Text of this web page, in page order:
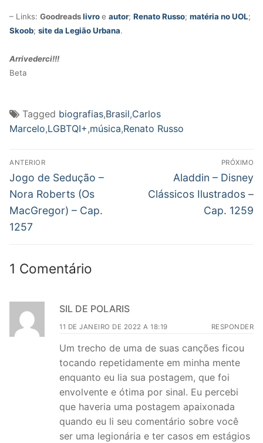
– Links: Goodreadslivroe autor; Renato Russo; matéria no UOL;
Skoob; site da Legião Urbana.
Arrivederci!!!
Beta
Tagged biografias,Brasil,Carlos
Marcelo,LGBTQI+,música,Renato Russo
Navegação
de
Post
ANTERIOR
Post
anterior:
Jogo de Sedução –
Nora Roberts (Os
MacGregor) – Cap.
1257
PRÓXIMO
Próximo
post:
Aladdin – Disney
Clássicos Ilustrados –
Cap. 1259
1 Comentário
SIL DE POLARIS
11 DE JANEIRO DE 2022 A 18:19 RESPONDER
Um trecho de uma de suas canções ficou
tocando repetidamente em minha mente
enquanto eu lia sua postagem, que foi
envolvente e ótima por sinal. Eu percebi
que haveria uma postagem apaixonada
quando eu li seu comentário sobre você
ser uma legionária e ter casos em estágios